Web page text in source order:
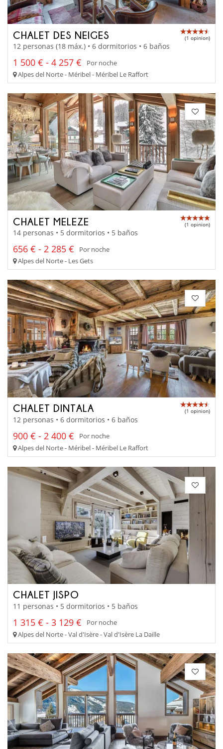
CHALET DES NEIGES (1 opinion)
12 personas (18 máx.) • 6 dormitorios • 6 baños
1 500 € - 4 257 €
Por noche
Alpes del Norte - Méribel - Méribel Le Raffort
CHALET MELEZE (1 opinion)
14 personas • 5 dormitorios • 5 baños
656 € - 2 285 €
Por noche
Alpes del Norte - Les Gets
CHALET DINTALA (1 opinion)
12 personas • 6 dormitorios • 6 baños
900 € - 2 400 €
Por noche
Alpes del Norte - Méribel - Méribel Le Raffort
CHALET JISPO
11 personas • 5 dormitorios • 5 baños
1 315 € - 3 129 €
Por noche
Alpes del Norte - Val d'Isère - Val d'Isère La Daille